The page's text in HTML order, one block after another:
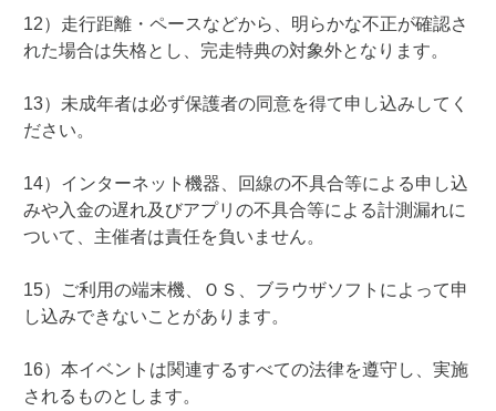
12）走行距離・ペースなどから、明らかな不正が確認さ
れた場合は失格とし、完走特典の対象外となります。
13）未成年者は必ず保護者の同意を得て申し込みしてく
ださい。
14）インターネット機器、回線の不具合等による申し込
みや入金の遅れ及びアプリの不具合等による計測漏れに
ついて、主催者は責任を負いません。
15）ご利用の端末機、ＯＳ、ブラウザソフトによって申
し込みできないことがあります。
16）本イベントは関連するすべての法律を遵守し、実施
されるものとします。